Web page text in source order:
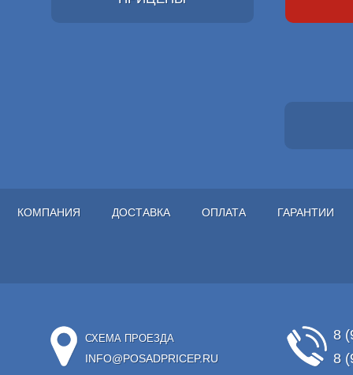
КОМПАНИЯ ДОСТАВКА ОПЛАТА ГАРАНТИИ
СХЕМА ПРОЕЗДА
INFO@POSADPRICEP.RU
8
8